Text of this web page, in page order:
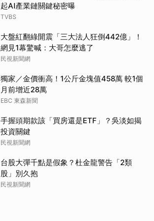
起AI產業鏈關鍵秘密曝
TVBS
大盤紅翻綠開震「三大法人狂倒442億」！
網見1幕驚喊：大哥怎麼逃了
民視新聞網
獨家／金價衝高！1公斤金塊值458萬 較1個
月前增近28萬
EBC 東森新聞
手握頭期款該「買房還是ETF」？吳淡如揭
投資關鍵
民視新聞網
台股大彈千點是假象？杜金龍警告「2類
股」別久抱
民視新聞網